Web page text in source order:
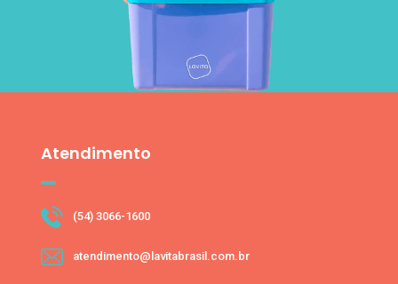
Atendimento
(54) 3066-1600
atendimento@lavitabrasil.com.br